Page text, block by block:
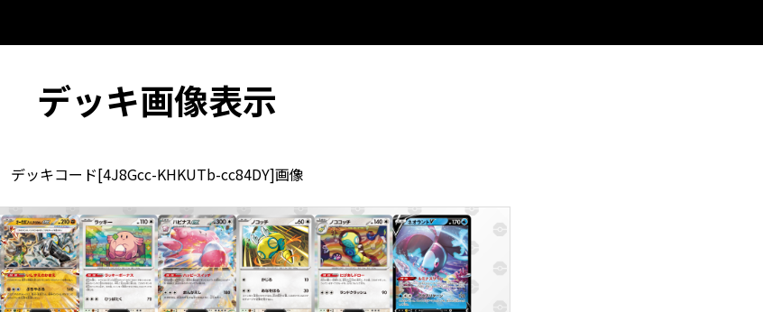
デッキ画像表示
デッキコード[4J8Gcc-KHKUTb-cc84DY]画像